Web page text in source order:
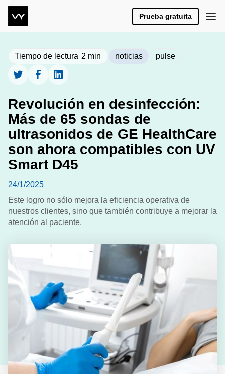
Prueba gratuita
Tiempo de lectura 2 min noticias pulse
Revolución en desinfección:
Más de 65 sondas de
ultrasonidos de GE HealthCare
son ahora compatibles con UV
Smart D45
24/1/2025
Este logro no sólo mejora la eficiencia operativa de
nuestros clientes, sino que también contribuye a mejorar la
atención al paciente.